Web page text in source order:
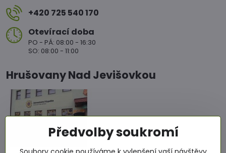
+420 725 540 170
Otevírací doba
PO - PÁ: 08:00 - 16:30
SO: 08:00 - 11:00
Hrušovany Nad Jevišovkou
Předvolby soukromí